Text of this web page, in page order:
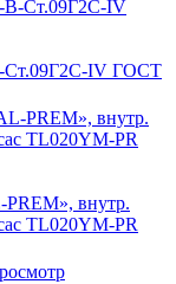
Ст.09Г2С-IV ГОСТ
внутр.
TL020YM-PR